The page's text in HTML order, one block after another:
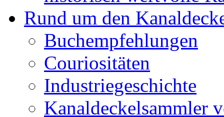
Rund um den
Buchempfehlungen
Couriositäten
Industriegeschichte
Kanaldeckelsammler